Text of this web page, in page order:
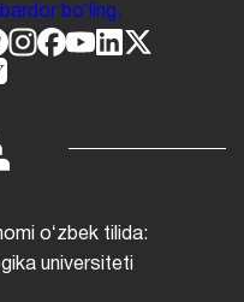
boʻling.
oʻzbek tilida:
universiteti